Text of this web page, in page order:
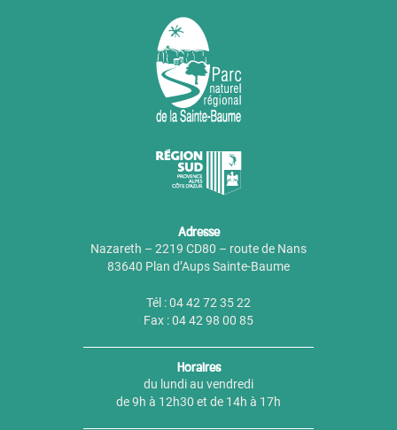
Adresse
Nazareth – 2219 CD80 – route de Nans
83640 Plan d’Aups Sainte-Baume
Tél : 04 42 72 35 22
Fax : 04 42 98 00 85
Horaires
du lundi au vendredi
de 9h à 12h30 et de 14h à 17h